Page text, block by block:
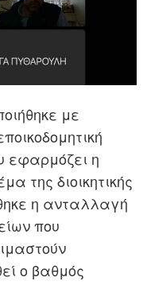
με
εφαρμόζει η
της διοικητικής
η ανταλλαγή
που
ο βαθμός